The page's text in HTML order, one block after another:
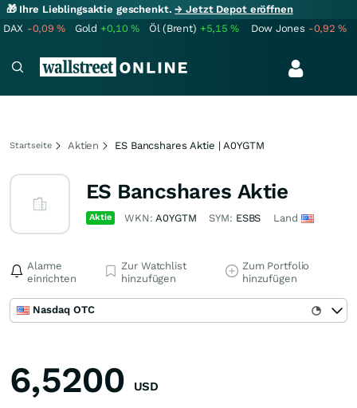
🎁 Ihre Lieblingsaktie geschenkt.→ Jetzt Depot eröffnen
DAX -0,09% Gold +0,10% Öl (Brent) +5,15% Dow Jones -0,92%
Startseite Aktien ES Bancshares Aktie | A0YGTM
ES Bancshares Aktie
Aktie WKN:A0YGTM SYM: ESBS Land
Alarme
einrichten
Zur Watchlist
hinzufügen
Zum Portfolio
hinzufügen
Nasdaq OTC
6,5200 USD